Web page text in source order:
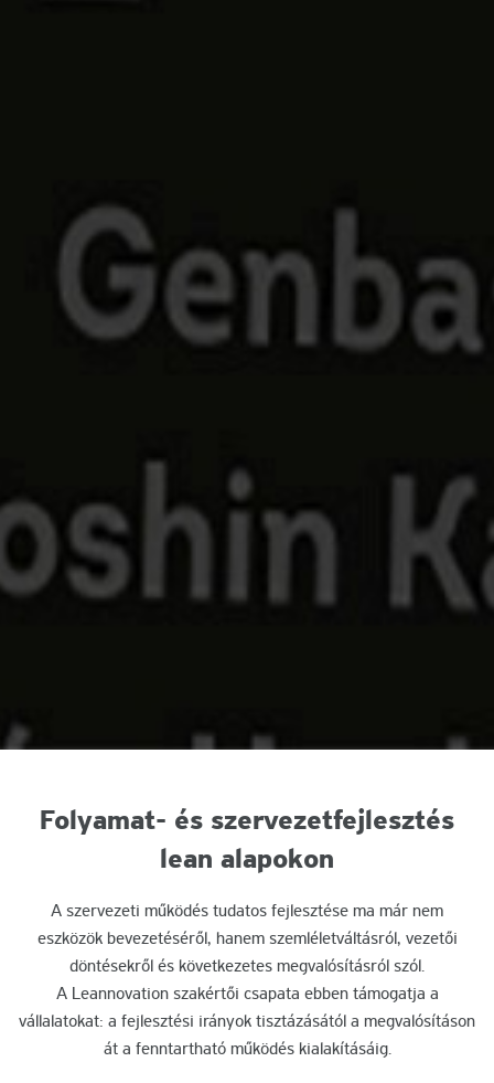
Folyamat- és szervezetfejlesztés
lean alapokon
A szervezeti működés tudatos fejlesztése ma már nem
eszközök bevezetéséről, hanem szemléletváltásról, vezetői
döntésekről és következetes megvalósításról szól.
A Leannovation szakértői csapata ebben támogatja a
vállalatokat: a fejlesztési irányok tisztázásától a megvalósításon
át a fenntartható működés kialakításáig.